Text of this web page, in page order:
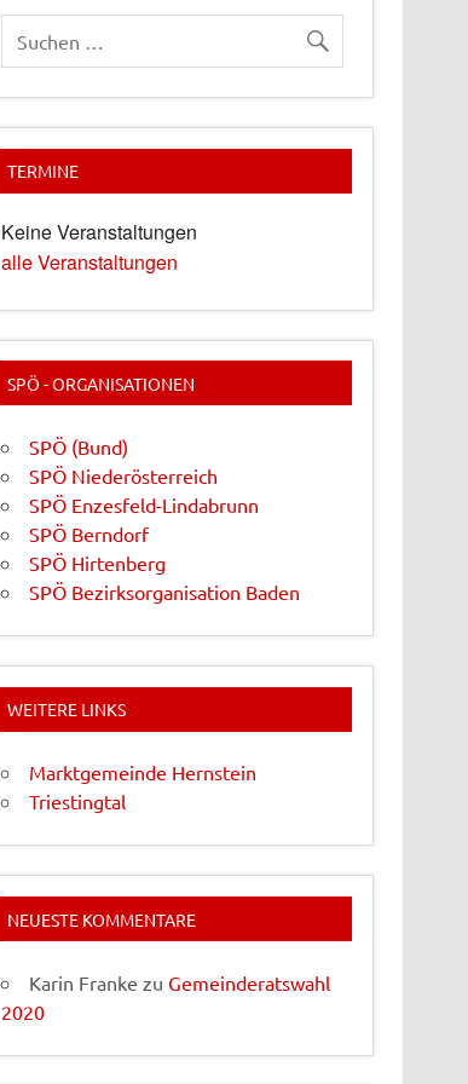
TERMINE
Keine Veranstaltungen
alle Veranstaltungen
SPÖ - ORGANISATIONEN
SPÖ (Bund)
SPÖ Niederösterreich
SPÖ Enzesfeld-Lindabrunn
SPÖ Berndorf
SPÖ Hirtenberg
SPÖ Bezirksorganisation Baden
WEITERE LINKS
Marktgemeinde Hernstein
Triestingtal
NEUESTE KOMMENTARE
Karin Franke zu Gemeinderatswahl
2020